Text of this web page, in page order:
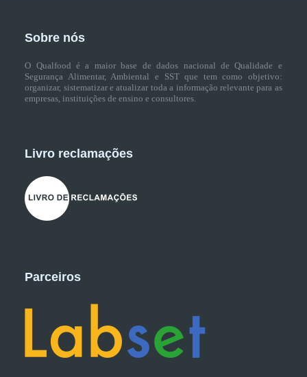
Sobre nós
O Qualfood é a maior base de dados nacional de Qualidade e
Segurança Alimentar, Ambiental e SST que tem como objetivo:
organizar, sistematizar e atualizar toda a informação relevante para as
empresas, instituições de ensino e consultores.
Livro reclamações
Parceiros